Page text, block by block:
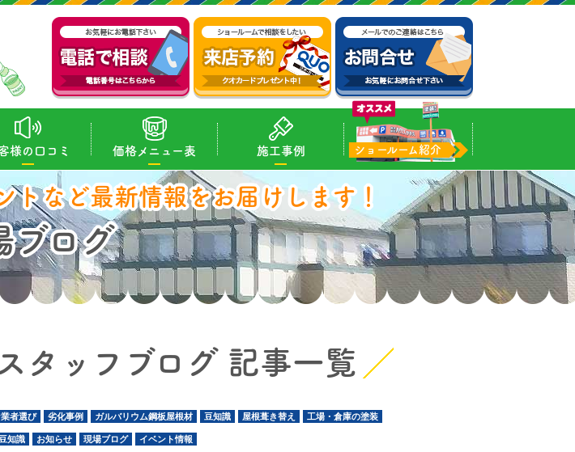
様の口コミ 価格メニュー表 施工事例 ショールーム紹介
トなど最新情報をお届けします！
ブログ
タッフブログ 記事一覧
者選び 劣化事例 ガルバリウム鋼板屋根材 豆知識 屋根葺き替え 工場・倉庫の塗装
知識 お知らせ 現場ブログ イベント情報